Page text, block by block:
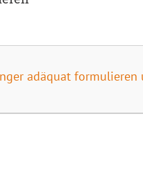
adäquat